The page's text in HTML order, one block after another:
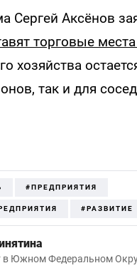
Сергей Аксёнов
торговые
хозяйства
так и для
#ПРЕДПРИЯТИЯ
#РАЗВИТИЕ
в Южном Федеральном